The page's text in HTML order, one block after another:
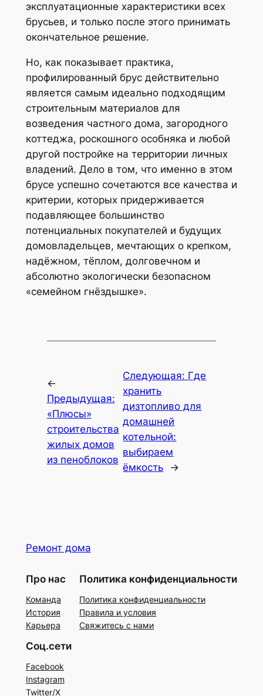
эксплуатационные характеристики всех
брусьев, и только после этого принимать
окончательное решение.
Но, как показывает практика,
профилированный брус действительно
является самым идеально подходящим
строительным материалов для
возведения частного дома, загородного
коттеджа, роскошного особняка и любой
другой постройке на территории личных
владений. Дело в том, что именно в этом
брусе успешно сочетаются все качества и
критерии, которых придерживается
подавляющее большинство
потенциальных покупателей и будущих
домовладельцев, мечтающих о крепком,
надёжном, тёплом, долговечном и
абсолютно экологически безопасном
«семейном гнёздышке».
←
Предыдущая:
«Плюсы»
строительства
жилых домов
из пеноблоков
Следующая: Где
хранить
дизтопливо для
домашней
котельной:
выбираем
ёмкость
→
Ремонт дома
Про нас
Команда
История
Карьера
Политика конфиденциальности
Политика конфиденциальности
Правила и условия
Свяжитесь с нами
Соц.сети
Facebook
Instagram
Twitter/X